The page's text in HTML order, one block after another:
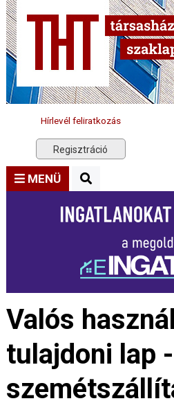
Hírlevél feliratkozás
Regisztráció
MENÜ
Valós
tulajdoni lap -